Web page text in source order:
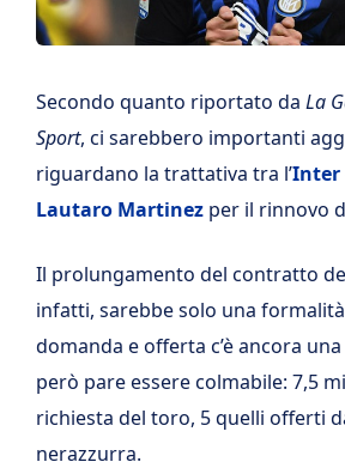
Secondo quanto riportato da La
Sport, ci sarebbero importanti
riguardano la trattativa tra l’Inter
Lautaro Martinez per il rinnovo
Il prolungamento del contratto
infatti, sarebbe solo una
domanda e offerta c’è ancora una
però pare essere colmabile: 7,5
richiesta del toro, 5 quelli offerti
nerazzurra.